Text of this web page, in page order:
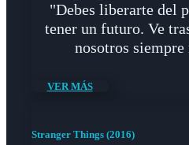
"Debes liberarte del
tener un futuro. Ve
nosotros siempre
VER MÁS
Stranger Things (2016)